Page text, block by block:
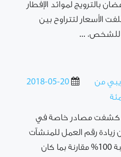
بالترويج لموائد الإفطار
الأسعار لتتراوح بين
2018-05-20
من
كشفت مصادر خاصة في
رقم العمل للمنشآت
والمطاعم بنسبة 100% مقارنة بما كان